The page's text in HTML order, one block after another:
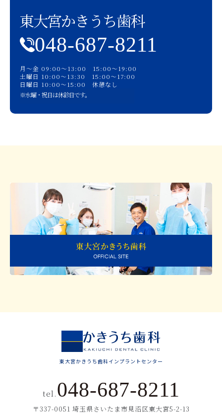
東大宮かきうち歯科
048-687-8211
月〜金 09:00〜13:00 15:00〜19:00
土曜日 10:00〜13:30 15:00〜17:00
日曜日 10:00〜15:00 休憩なし
※水曜・祝日は休診日です。
東大宮かきうち歯科インプラントセンター
tel.048-687-8211
〒337-0051 埼玉県さいたま市見沼区東大宮5-2-13